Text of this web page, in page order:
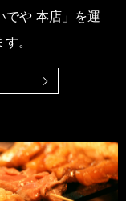
や 本店」 を運
。